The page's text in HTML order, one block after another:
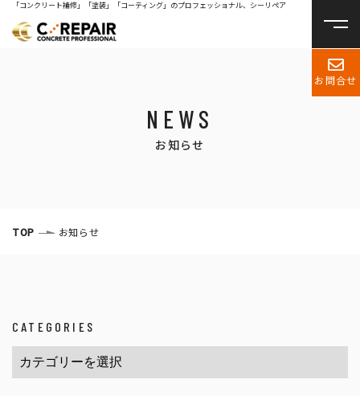
「コンクリート補修」「塗装」「コーティング」のプロフェッショナル、シーリペア
お問合せ
NEWS
お知らせ
TOP お知らせ
CATEGORIES